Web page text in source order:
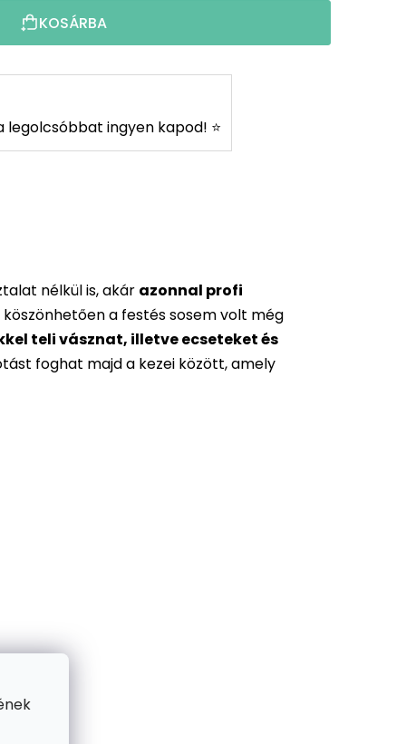
KOSÁRBA
legolcsóbbat ingyen kapod! ⭐
nélkül is, akár azonnal profi
a festés sosem volt még
teli vásznat, illetve ecseteket és
foghat majd a kezei között, amely